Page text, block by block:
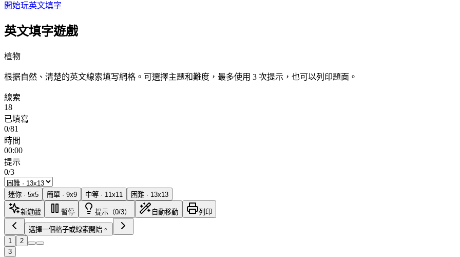
開始玩英文填字
英文填字遊戲
植物
根据自然、清楚的英文線索填写網格。可選擇主题和難度，最多使用 3 次提示，也可以列印題面。
線索
18
已填寫
0/81
時間
00:00
提示
0/3
迷你 · 5x5 簡單 · 9x9 中等 · 11x11 困難 · 13x13
新遊戲 暫停 提示（0/3） 自動移動 列印
選擇一個格子或線索開始。
1
2
3